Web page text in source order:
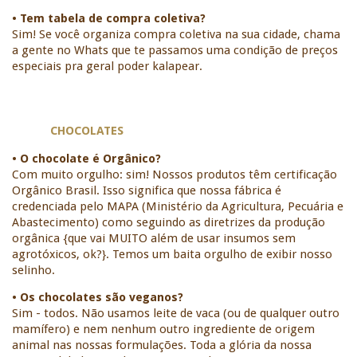
• Tem tabela de compra coletiva?
Sim! Se você organiza compra coletiva na sua cidade, chama
a gente no Whats que te passamos uma condição de preços
especiais pra geral poder kalapear.
CHOCOLATES
• O chocolate é Orgânico?
Com muito orgulho: sim! Nossos produtos têm certificação
Orgânico Brasil. Isso significa que nossa fábrica é
credenciada pelo MAPA (Ministério da Agricultura, Pecuária e
Abastecimento) como seguindo as diretrizes da produção
orgânica {que vai MUITO além de usar insumos sem
agrotóxicos, ok?}. Temos um baita orgulho de exibir nosso
selinho.
• Os chocolates são veganos?
Sim - todos. Não usamos leite de vaca (ou de qualquer outro
mamífero) e nem nenhum outro ingrediente de origem
animal nas nossas formulações. Toda a glória da nossa